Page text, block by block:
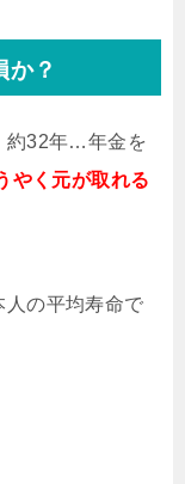
か？
約32年…年金を
やく元が取れる
の平均寿命で